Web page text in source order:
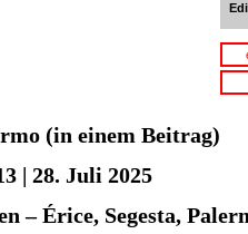
(in einem Beitrag)
| 28. Juli 2025
– Érice, Segesta,